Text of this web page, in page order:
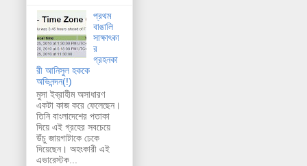
প্রথম
বাঙালি
সাক্ষাৎকা
র
গ্রহনকা
রী আনিসুল হককে
অভিনন্দন(!)
মুসা ইব্রাহীম অসাধারণ
একটা কাজ করে ফেলেছেন।
তিনি বাংলাদেশের পতাকা
দিয়ে এই গ্রহের সবচেয়ে
উঁচু জায়গাটাকে ঢেকে
দিয়েছেন। অহংকারী এই
এভারেস্টক...